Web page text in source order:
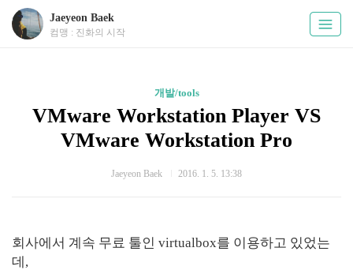
Jaeyeon Baek
컴맹 : 진화의 시작
개발/tools
VMware Workstation Player VS
VMware Workstation Pro
Jaeyeon Baek 2016. 1. 5. 13:38
회사에서 계속 무료 툴인 virtualbox를 이용하고 있었는
데,